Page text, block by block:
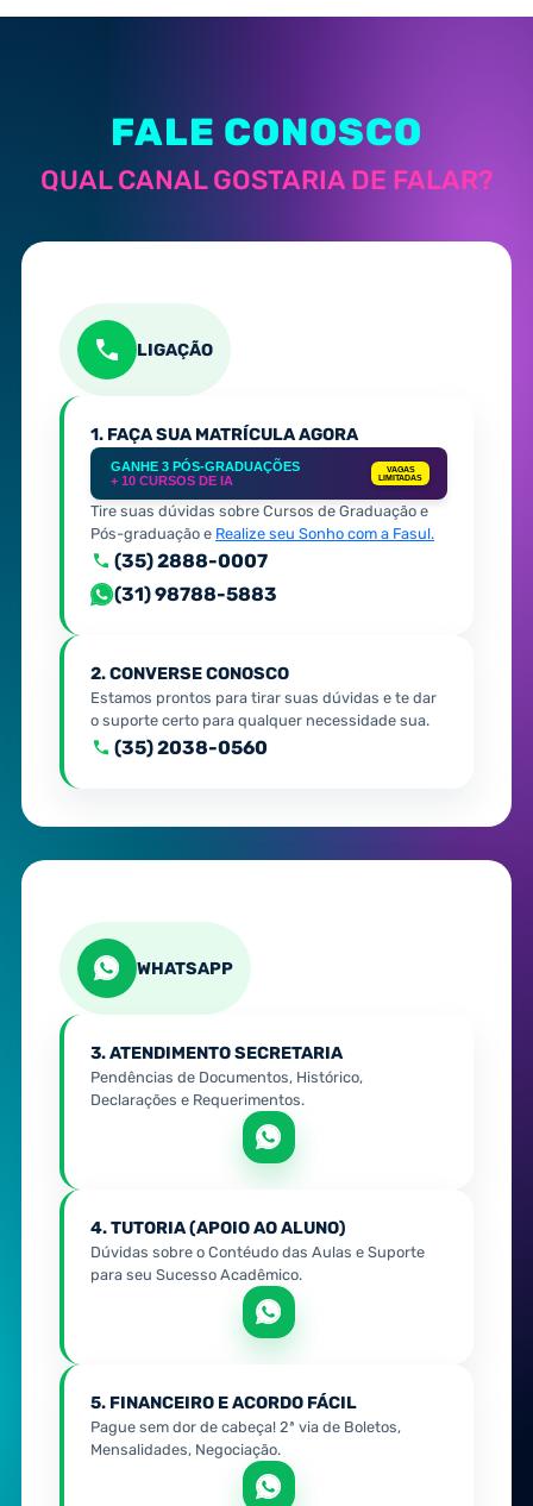
FALE CONOSCO
QUAL CANAL GOSTARIA DE FALAR?
LIGAÇÃO
1. FAÇA SUA MATRÍCULA AGORA
GANHE 3 PÓS-GRADUAÇÕES
+ 10 CURSOS DE IA
VAGAS
LIMITADAS
Tire suas dúvidas sobre Cursos de Graduação e
Pós-graduação e Realize seu Sonho com a Fasul.
(35) 2888-0007
(31) 98788-5883
2. CONVERSE CONOSCO
Estamos prontos para tirar suas dúvidas e te dar
o suporte certo para qualquer necessidade sua.
(35) 2038-0560
WHATSAPP
3. ATENDIMENTO SECRETARIA
Pendências de Documentos, Histórico,
Declarações e Requerimentos.
4. TUTORIA (APOIO AO ALUNO)
Dúvidas sobre o Contéudo das Aulas e Suporte
para seu Sucesso Acadêmico.
5. FINANCEIRO E ACORDO FÁCIL
Pague sem dor de cabeça! 2ª via de Boletos,
Mensalidades, Negociação.